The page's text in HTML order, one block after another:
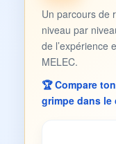
Un parcours de
niveau par
de l’expérience
MELEC.
🏆 Compare
grimpe dans le